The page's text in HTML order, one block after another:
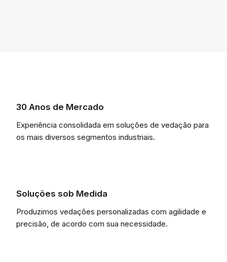
30 Anos de Mercado
Experiência consolidada em soluções de vedação para
os mais diversos segmentos industriais.
Soluções sob Medida
Produzimos vedações personalizadas com agilidade e
precisão, de acordo com sua necessidade.